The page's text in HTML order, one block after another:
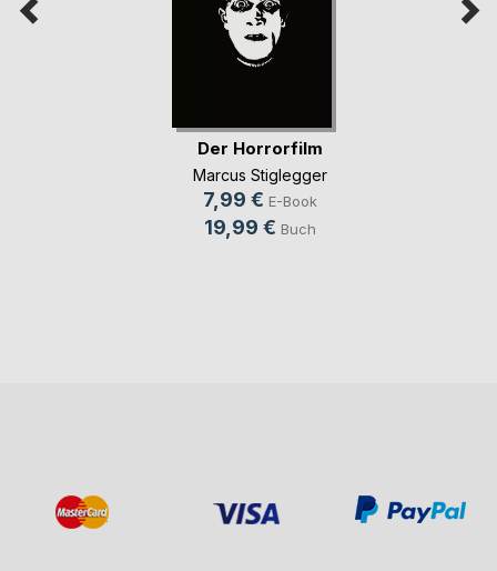
Der Horrorfilm
Marcus Stiglegger
7,99 € E-Book
19,99 € Buch